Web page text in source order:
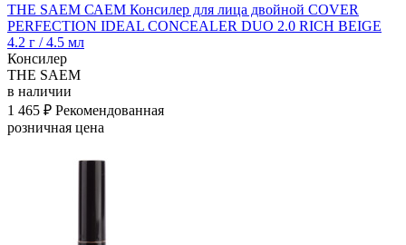
THE SAEM САЕМ Консилер для лица двойной COVER
PERFECTION IDEAL CONCEALER DUO 2.0 RICH BEIGE
4.2 г / 4.5 мл
Консилер
THE SAEM
в наличии
1 465 ₽ Рекомендованная
розничная цена